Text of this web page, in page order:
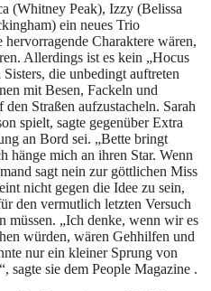
(Whitney Peak), Izzy (Belissa
ein neues Trio
Charaktere wären,
Allerdings ist es kein „Hocus
die unbedingt auftreten
mit Besen, Fackeln und
Straßen aufzustacheln. Sarah
spielt, sagte gegenüber Extra
an Bord sei. „Bette bringt
mich an ihren Star. Wenn
sagt nein zur göttlichen Miss
nicht gegen die Idee zu sein,
den vermutlich letzten Versuch
müssen. „Ich denke, wenn wir es
würden, wären Gehhilfen und
nur ein kleiner Sprung von
sagte sie dem People Magazine .